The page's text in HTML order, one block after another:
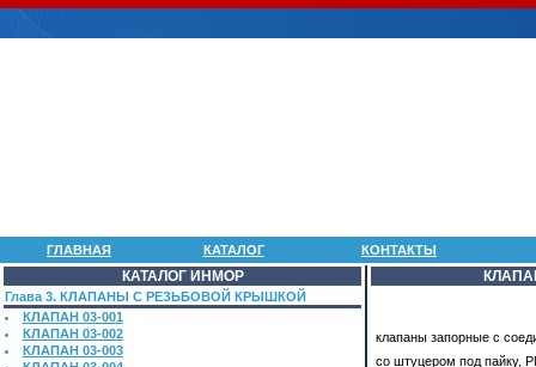
ГЛАВНАЯ КАТАЛОГ КОНТАКТЫ
КАТАЛОГ ИНМОР
Глава 3. КЛАПАНЫ С РЕЗЬБОВОЙ КРЫШКОЙ
КЛАПАН 03-001
КЛАПАН 03-002
КЛАПАН 03-003
клапаны запорные с
со штуцером под пайку,